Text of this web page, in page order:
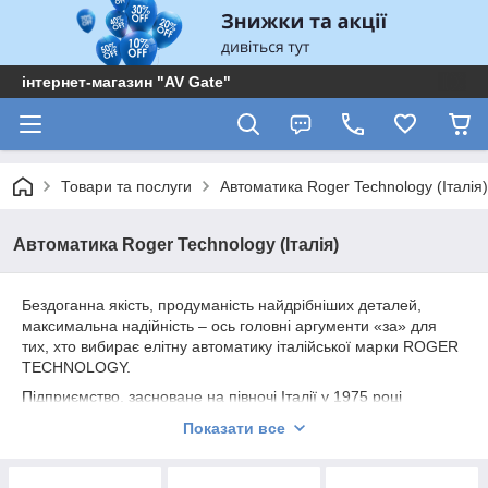
інтернет-магазин "AV Gate"
Товари та послуги Автоматика Roger Technology (Італія)
Автоматика Roger Technology (Італія)
Бездоганна якість, продуманість найдрібніших деталей,
максимальна надійність – ось головні аргументи «за» для
тих, хто вибирає елітну автоматику італійської марки ROGER
TECHNOLOGY.
Підприємство, засноване на півночі Італії у 1975 році
років забезпечувало провідних європейських виробників
Показати все